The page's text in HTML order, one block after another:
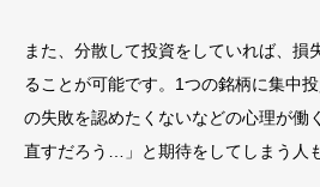
また、分散して投資をしていれば、損
ることが可能です。1つの銘柄に集中
の失敗を認めたくないなどの心理が働
直すだろう…」と期待をしてしまう人